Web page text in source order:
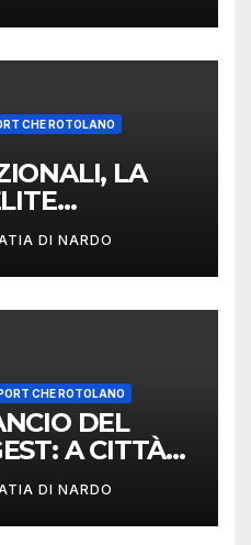
CHE ROTOLANO
LA
AL
A
DI NARDO
CHE ROTOLANO
DEL
A CITTÀ
UMBRI
DI NARDO